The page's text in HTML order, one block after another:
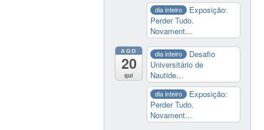
dia inteiro
Exposição:
Perder Tudo.
Novament...
AGO
20
qui
dia inteiro
Desafio
Universitário de
Nautide...
dia inteiro
Exposição:
Perder Tudo.
Novament...